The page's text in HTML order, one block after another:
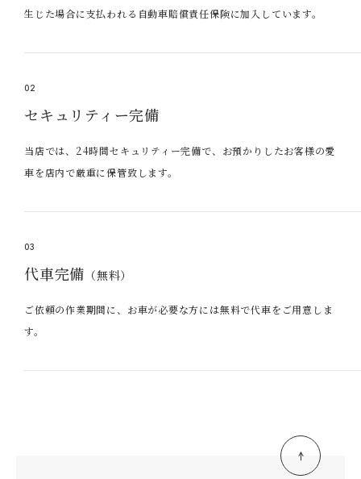
生じた場合に支払われる自動車賠償責任保険に加入しています。
02
セキュリティー完備
当店では、24時間セキュリティー完備で、お預かりしたお客様の愛
車を店内で厳重に保管致します。
03
代車完備 （無料）
ご依頼の作業期間に、お車が必要な方には無料で代車をご用意しま
す。